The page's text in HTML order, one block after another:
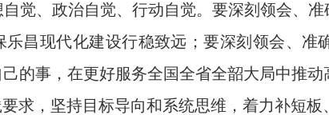
觉、政治自觉、行动自觉。要深刻领会、
昌现代化建设行稳致远；要深刻领会、准
的事，在更好服务全国全省全韶大局中推
求，坚持目标导向和系统思维，着力补短